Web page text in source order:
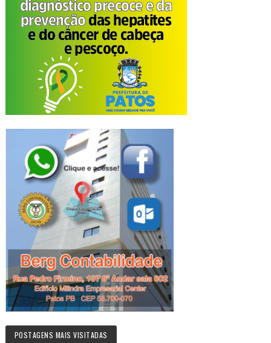
POSTAGENS MAIS VISITADAS